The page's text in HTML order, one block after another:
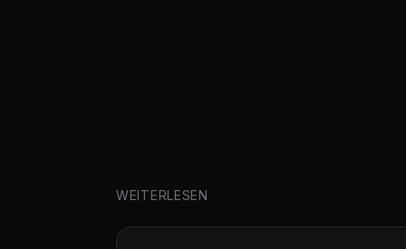
WEITERLESEN